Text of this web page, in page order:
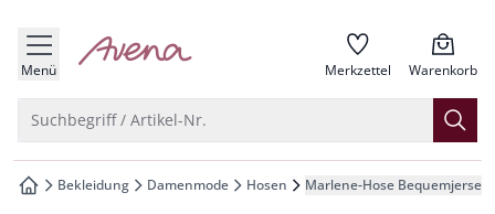
springen
springen
springen
springen
Menü zur Startseite Merkzettel Warenkorb
Suchbegriff / Artikel-Nr.
zur Startseite
Bekleidung Damenmode Hosen Marlene-Hose Bequemjersey